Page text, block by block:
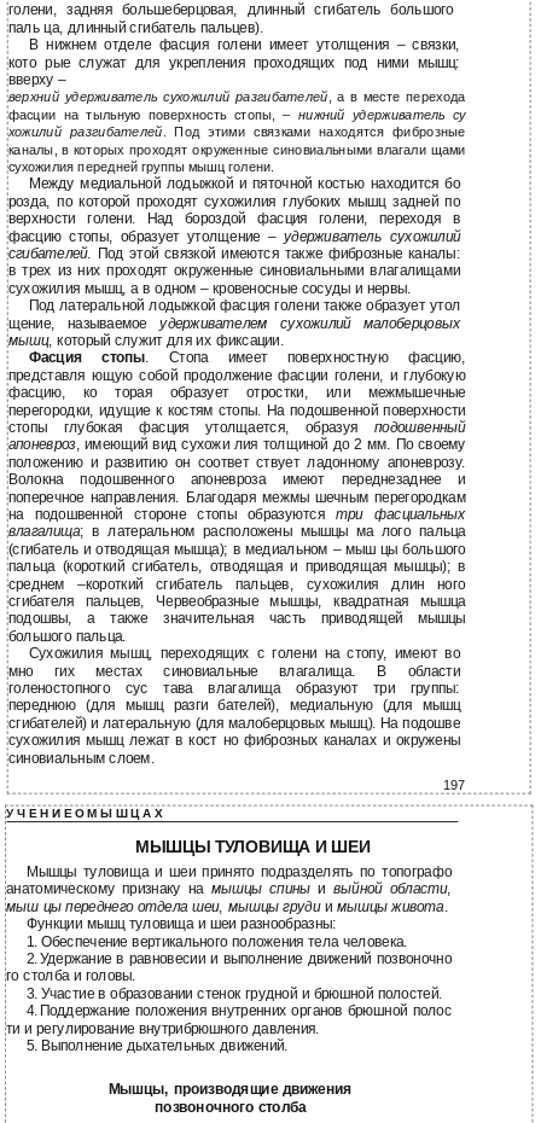
голени, задняя большеберцовая, длинный сгибатель большого
паль ца, длинный сгибатель пальцев).
В нижнем отделе фасция голени имеет утолщения – связки,
кото рые служат для укрепления проходящих под ними мышц:
вверху –
верхний удерживатель сухожилий разгибателей, а в месте перехода
фасции на тыльную поверхность стопы, –нижний удерживатель су
хожилий разгибателей. Под этими связками находятся фиброзные
каналы, в которых проходят окруженные синовиальными влагали щами
сухожилия передней группы мышц голени.
Между медиальной лодыжкой и пяточной костью находится бо
розда, по которой проходят сухожилия глубоких мышц задней по
верхности голени. Над бороздой фасция голени, переходя в
фасцию стопы, образует утолщение –удерживатель сухожилий
сгибателей. Под этой связкой имеются также фиброзные каналы:
в трех из них проходят окруженные синовиальными влагалищами
сухожилия мышц, а в одном – кровеносные сосуды и нервы.
Под латеральной лодыжкой фасция голени также образует утол
щение, называемоеудерживателем сухожилий малоберцовых
мышц, который служит для их фиксации.
Фасция стопы. Стопа имеет поверхностную фасцию,
представля ющую собой продолжение фасции голени, и глубокую
фасцию, ко торая образует отростки, или межмышечные
перегородки, идущие к костям стопы. На подошвенной поверхности
стопы глубокая фасция утолщается, образуя подошвенный
апоневроз, имеющий вид сухожи лия толщиной до 2 мм. По своему
положению и развитию он соответ ствует ладонному апоневрозу.
Волокна подошвенного апоневроза имеют переднезаднее и
поперечное направления. Благодаря межмы шечным перегородкам
на подошвенной стороне стопы образуютсятри фасциальных
влагалища; в латеральном расположены мышцы ма лого пальца
(сгибатель и отводящая мышца); в медиальном – мыш цы большого
пальца (короткий сгибатель, отводящая и приводящая мышцы); в
среднем –короткий сгибатель пальцев, сухожилия длин ного
сгибателя пальцев, Червеобразные мышцы, квадратная мышца
подошвы, а также значительная часть приводящей мышцы
большого пальца.
Сухожилия мышц, переходящих с голени на стопу, имеют во
мно гих местах синовиальные влагалища. В области
голеностопного сус тава влагалища образуют три группы:
переднюю (для мышц разги бателей), медиальную (для мышц
сгибателей) и латеральную (для малоберцовых мышц). На подошве
сухожилия мышц лежат в кост но фиброзных каналах и окружены
синовиальным слоем.
197
У Ч Е Н И Е О М Ы Ш Ц А Х
МЫШЦЫ ТУЛОВИЩА И ШЕИ
Мышцы туловища и шеи принято подразделять по топографо
анатомическому признаку на мышцы спиныи выйной области,
мыш цы переднего отдела шеи, мышцы груди и мышцы живота.
Функции мышц туловища и шеи разнообразны:
1.
Обеспечение вертикального положения тела человека.
2.Удержание в равновесии и выполнение движений позвоночно
го столба и головы.
3. Участие в образовании стенок грудной и брюшной полостей.
4. Поддержание положения внутренних органов брюшной полос
ти и регулирование внутрибрюшного давления.
5. Выполнение дыхательных движений.
Мышцы, производящие движения
позвоночного столба